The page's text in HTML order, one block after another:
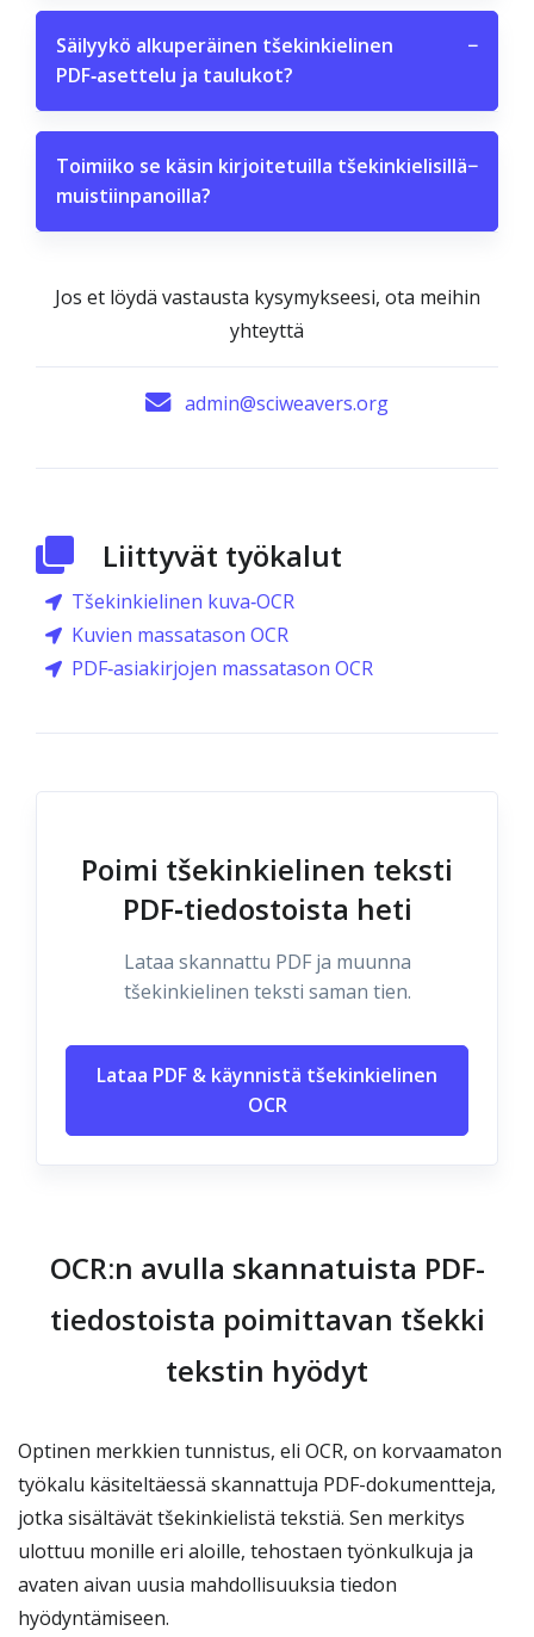
Säilyykö alkuperäinen tšekinkielinen
PDF‑asettelu ja taulukot?
−
Toimiiko se käsin kirjoitetuilla tšekinkielisillä
muistiinpanoilla?
−
Jos et löydä vastausta kysymykseesi, ota meihin
yhteyttä
admin@sciweavers.org
Liittyvät työkalut
Tšekinkielinen kuva‑OCR
Kuvien massatason OCR
PDF‑asiakirjojen massatason OCR
Poimi tšekinkielinen teksti
PDF‑tiedostoista heti
Lataa skannattu PDF ja muunna
tšekinkielinen teksti saman tien.
Lataa PDF & käynnistä tšekinkielinen
OCR
OCR:n avulla skannatuista PDF-
tiedostoista poimittavan tšekki
tekstin hyödyt
Optinen merkkien tunnistus, eli OCR, on korvaamaton
työkalu käsiteltäessä skannattuja PDF-dokumentteja,
jotka sisältävät tšekinkielistä tekstiä. Sen merkitys
ulottuu monille eri aloille, tehostaen työnkulkuja ja
avaten aivan uusia mahdollisuuksia tiedon
hyödyntämiseen.